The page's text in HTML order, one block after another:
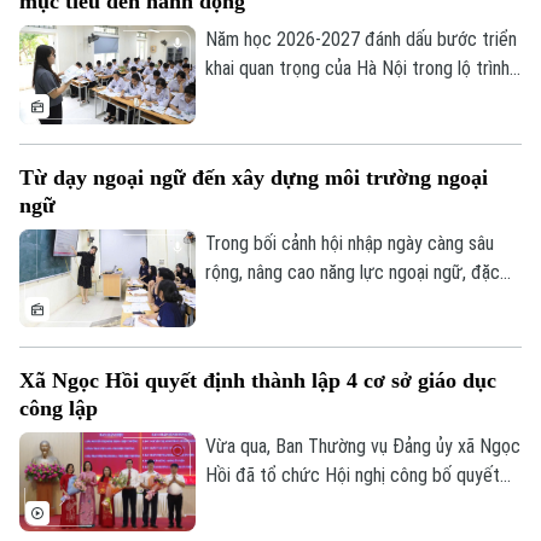
Chuyên mục
Thời sự
Hà Nội
Chính trị
Xã hội
Hà Nội
Nhịp sống Hà Nội
Người Hà Nội
Thế giới
Tin tức
Kinh tế
phương, tạo cơ hội để giáo viên, học sinh
giao lưu, chia sẻ kinh nghiệm trong quản
lý, giảng dạy và học tập.
Năm học 2026-2027 đánh dấu bước triển
khai quan trọng của Hà Nội trong lộ trình
tư cho đội ngũ giáo viên, cơ sở vật chất
Từ dạy ngoại ngữ đến xây dựng môi trường ngoại
ngữ
Trong bối cảnh hội nhập ngày càng sâu
rộng, nâng cao năng lực ngoại ngữ, đặc
Xã Ngọc Hồi quyết định thành lập 4 cơ sở giáo dục
công lập
Vừa qua, Ban Thường vụ Đảng ủy xã Ngọc
Hồi đã tổ chức Hội nghị công bố quyết